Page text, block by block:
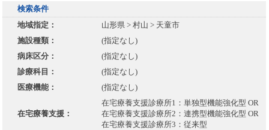
検索条件
地域指定：
山形県 > 村山 > 天童市
施設種類：
(指定なし)
病床区分：
(指定なし)
診療科目：
(指定なし)
医療機能：
(指定なし)
在宅療養支援：
在宅療養支援診療所1：単独型機能強化型 OR
在宅療養支援診療所2：連携型機能強化型 OR
在宅療養支援診療所3：従来型